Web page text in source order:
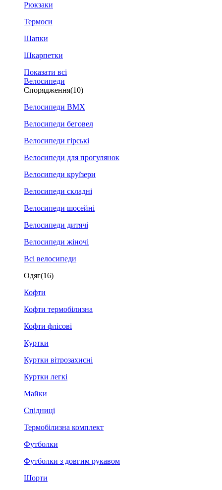
Рюкзаки
Термоси
Шапки
Шкарпетки
Показати всі
Велосипеди
Спорядження(10)
Велосипеди BMX
Велосипеди беговел
Велосипеди гірські
Велосипеди для прогулянок
Велосипеди круїзери
Велосипеди складні
Велосипеди шосейні
Велосипеди дитячі
Велосипеди жіночі
Всі велосипеди
Одяг(16)
Кофти
Кофти термобілизна
Кофти флісові
Куртки
Куртки вітрозахисні
Куртки легкі
Майки
Спідниці
Термобілизна комплект
Футболки
Футболки з довгим рукавом
Шорти